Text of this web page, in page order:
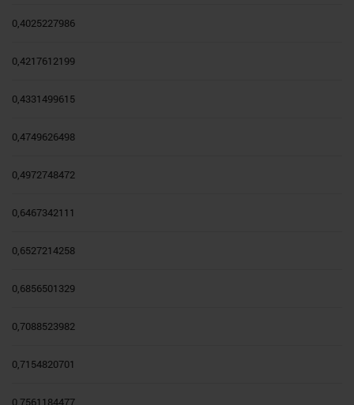
0,4025227986
0,4217612199
0,4331499615
0,4749626498
0,4972748472
0,6467342111
0,6527214258
0,6856501329
0,7088523982
0,7154820701
0,7561184477